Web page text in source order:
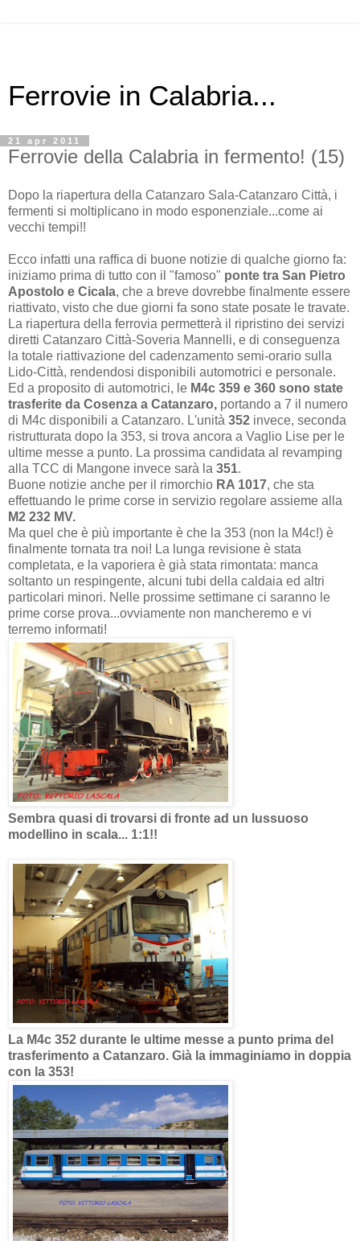
Ferrovie in Calabria...
21 apr 2011
Ferrovie della Calabria in fermento! (15)
Dopo la riapertura della Catanzaro Sala-Catanzaro Città, i
fermenti si moltiplicano in modo esponenziale...come ai
vecchi tempi!!
Ecco infatti una raffica di buone notizie di qualche giorno fa:
iniziamo prima di tutto con il "famoso" ponte tra San Pietro
Apostolo e Cicala, che a breve dovrebbe finalmente essere
riattivato, visto che due giorni fa sono state posate le travate.
La riapertura della ferrovia permetterà il ripristino dei servizi
diretti Catanzaro Città-Soveria Mannelli, e di conseguenza
la totale riattivazione del cadenzamento semi-orario sulla
Lido-Città, rendendosi disponibili automotrici e personale.
Ed a proposito di automotrici, le M4c 359 e 360 sono state
trasferite da Cosenza a Catanzaro, portando a 7 il numero
di M4c disponibili a Catanzaro. L'unità 352 invece, seconda
ristrutturata dopo la 353, si trova ancora a Vaglio Lise per le
ultime messe a punto. La prossima candidata al revamping
alla TCC di Mangone invece sarà la 351.
Buone notizie anche per il rimorchio RA 1017, che sta
effettuando le prime corse in servizio regolare assieme alla
M2 232 MV.
Ma quel che è più importante è che la 353 (non la M4c!) è
finalmente tornata tra noi! La lunga revisione è stata
completata, e la vaporiera è già stata rimontata: manca
soltanto un respingente, alcuni tubi della caldaia ed altri
particolari minori. Nelle prossime settimane ci saranno le
prime corse prova...ovviamente non mancheremo e vi
terremo informati!
Sembra quasi di trovarsi di fronte ad un lussuoso
modellino in scala... 1:1!!
La M4c 352 durante le ultime messe a punto prima del
trasferimento a Catanzaro. Già la immaginiamo in doppia
con la 353!